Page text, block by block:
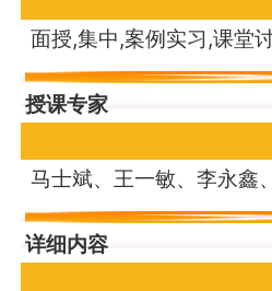
面授,集中,案例实习,课堂
授课专家
马士斌、王一敏、李永鑫
详细内容